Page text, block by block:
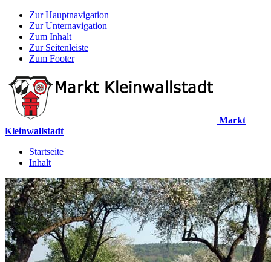
Zur Hauptnavigation
Zur Unternavigation
Zum Inhalt
Zur Seitenleiste
Zum Footer
Markt
Kleinwallstadt
Startseite
Inhalt